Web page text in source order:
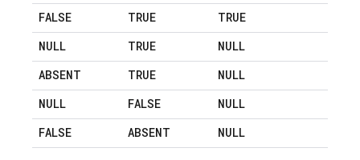
FALSE
TRUE
TRUE
NULL
TRUE
NULL
ABSENT
TRUE
NULL
NULL
FALSE
NULL
FALSE
ABSENT NULL